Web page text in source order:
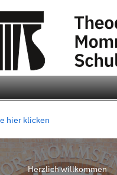
hier klicken
Herzlich willkommen